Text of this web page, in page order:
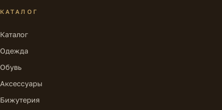
КАТАЛОГ
Каталог
Одежда
Обувь
Аксессуары
Бижутерия